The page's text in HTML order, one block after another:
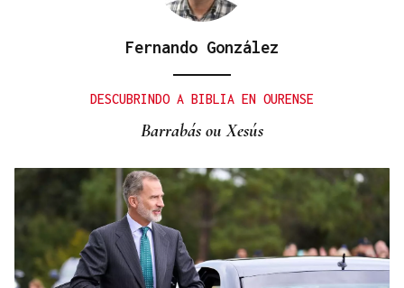
El Ibex 35 abre la sesión con un alza del 0,4% y
Fernando González
DESCUBRINDO A BIBLIA EN OURENSE
Barrabás ou Xesús